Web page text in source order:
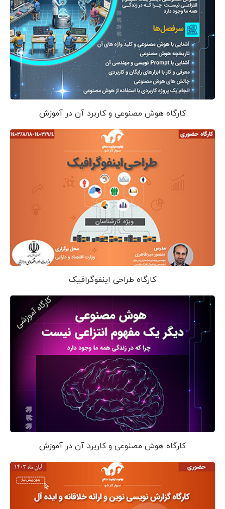
کارگاه هوش مصنوعی و کاربرد آن در آموزش
کارگاه طراحی اینفوگرافیک
کارگاه هوش مصنوعی و کاربرد آن در آموزش